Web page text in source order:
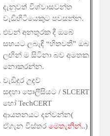
දැනුවත් විශ්වාසවන්ත
වැඩිහිටියෙකුට පවසන්න.
එවන් අනතුරක දී ඔබේ
සහයට ලබැඳි “හිතවතී” ඔබ
ලඟින් ම සිටිනා බව අමතක
නොකරන්න.
වැඩිදුර උදව්
සඳහා පොලීසියට / SLCERT
හෝ TechCERT
ආයතනයට දන්වන්න(
ඒගැන විස්තර මෙතැනින්..)